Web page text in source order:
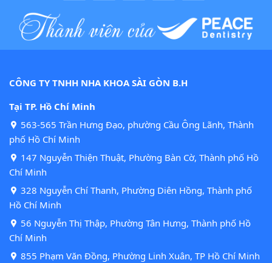
CÔNG TY TNHH NHA KHOA SÀI GÒN B.H
Tại TP. Hồ Chí Minh
563-565 Trần Hưng Đạo, phường Cầu Ông Lãnh, Thành
phố Hồ Chí Minh
147 Nguyễn Thiện Thuật, Phường Bàn Cờ, Thành phố Hồ
Chí Minh
328 Nguyễn Chí Thanh, Phường Diên Hồng, Thành phố
Hồ Chí Minh
56 Nguyễn Thị Thập, Phường Tân Hưng, Thành phố Hồ
Chí Minh
855 Phạm Văn Đồng, Phường Linh Xuân, TP Hồ Chí Minh